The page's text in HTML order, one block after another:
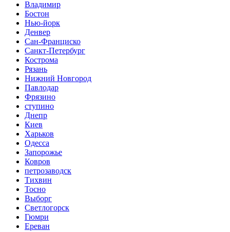
Владимир
Бостон
Нью-йорк
Денвер
Сан-Франциско
Санкт-Петербург
Кострома
Рязань
Нижний Новгород
Павлодар
Фрязино
ступино
Днепр
Киев
Харьков
Одесса
Запорожье
Ковров
петрозаводск
Тихвин
Тосно
Выборг
Светлогорск
Гюмри
Ереван